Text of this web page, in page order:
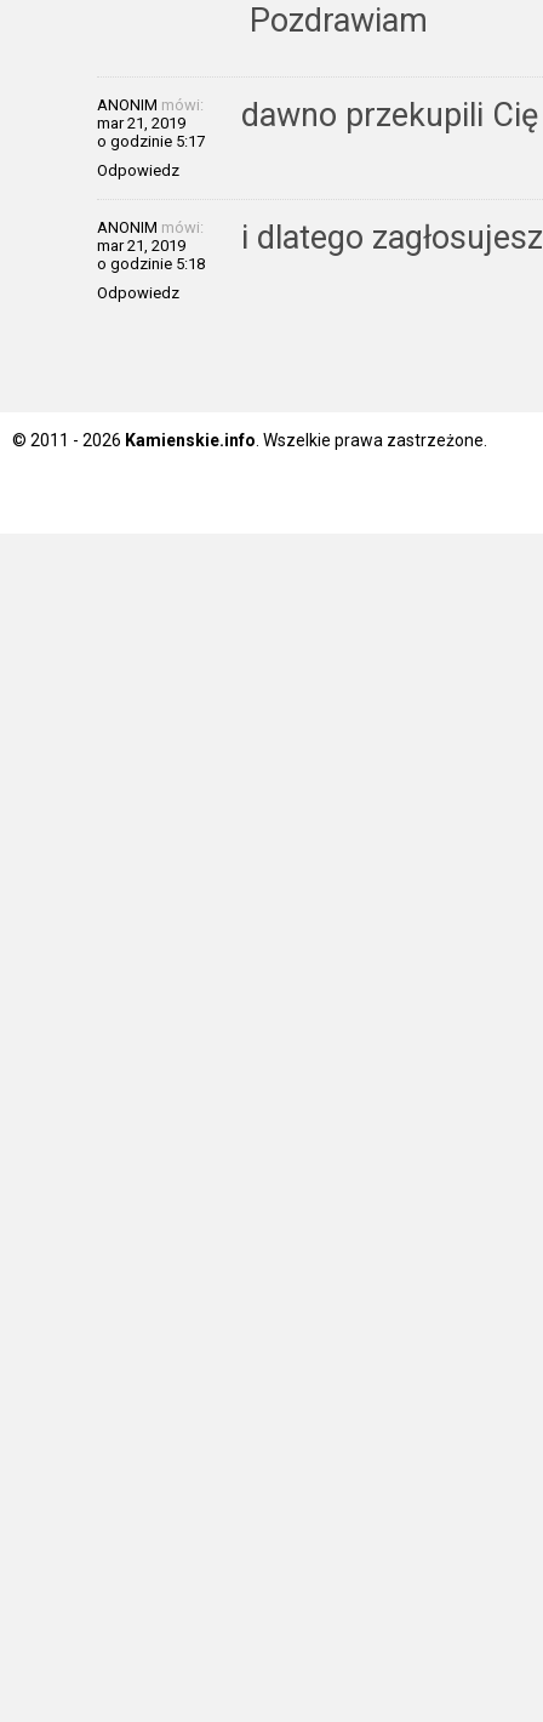
Pozdrawiam
ANONIM mówi:
mar 21, 2019
o godzinie 5:17
Odpowiedz
dawno przekupili
ANONIM mówi:
mar 21, 2019
o godzinie 5:18
Odpowiedz
i dlatego zagłosujesz
© 2011 - 2026 Kamienskie.info . Wszelkie prawa zastrzeżone.